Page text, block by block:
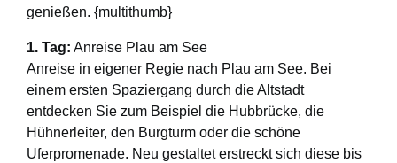
genießen. {multithumb}
1. Tag: Anreise Plau am See
Anreise in eigener Regie nach Plau am See. Bei
einem ersten Spaziergang durch die Altstadt
entdecken Sie zum Beispiel die Hubbrücke, die
Hühnerleiter, den Burgturm oder die schöne
Uferpromenade. Neu gestaltet erstreckt sich diese bis